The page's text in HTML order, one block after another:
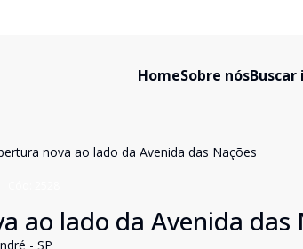
HomeSobre nósBuscar
nova ao lado da Avenida das Nações
ao lado da Avenida das
- SP